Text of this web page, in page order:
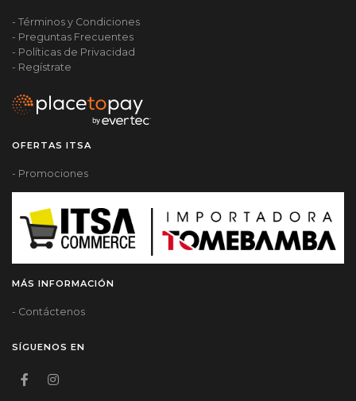
- Términos y Condiciones
- Preguntas Frecuentes
- Políticas de Privacidad
- Regístrate
OFERTAS ITSA
- Promociones
MÁS INFORMACIÓN
- Contáctenos
SÍGUENOS EN